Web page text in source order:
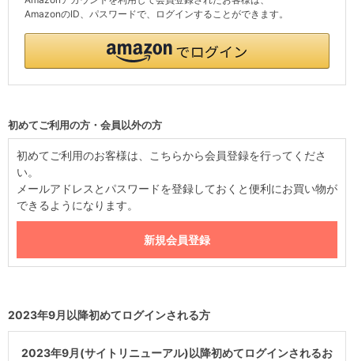
AmazonのID、パスワードで、ログインすることができます。
初めてご利用の方・会員以外の方
初めてご利用のお客様は、こちらから会員登録を行ってくださ
い。
メールアドレスとパスワードを登録しておくと便利にお買い物が
できるようになります。
2023年9月以降初めてログインされる方
2023年9月(サイトリニューアル)以降初めてログインされるお